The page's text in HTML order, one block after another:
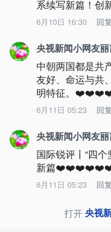
系续写新篇！创
6月10日 16:30 回复
央视新闻小网友
中朝两国都是共
友好、命运与共
明特征。
6月11日 05:23 回复
央视新闻小网友
国际锐评丨“四
新篇
6月11日 05:23 回复
打开央视